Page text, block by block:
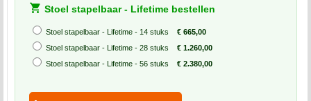
Stoel stapelbaar - Lifetime bestellen
Stoel stapelbaar - Lifetime - 14 stuks
€ 665,00
Stoel stapelbaar - Lifetime - 28 stuks
€ 1.260,00
Stoel stapelbaar - Lifetime - 56 stuks
€ 2.380,00